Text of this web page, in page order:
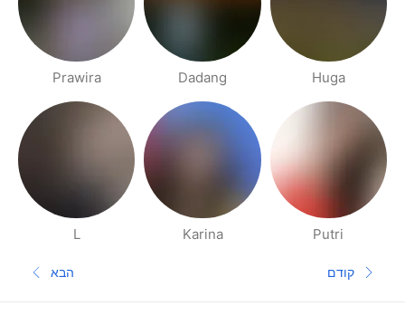
Huga
Dadang
Prawira
Putri
Karina
L
דפי אנשים בסביבתך
עמוד קודם
קודם
העמוד
הבא